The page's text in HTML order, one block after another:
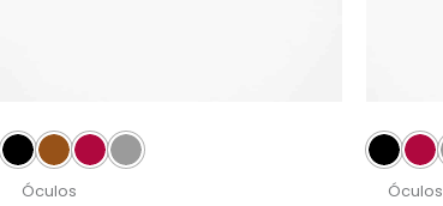
Óculos Óculos